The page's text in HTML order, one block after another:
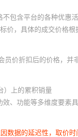
包含平台的各种优惠
，具体的成交价格
价折扣后的价格，并
）上的累积销量
、功能等多维度要素
数据的延迟性，取价